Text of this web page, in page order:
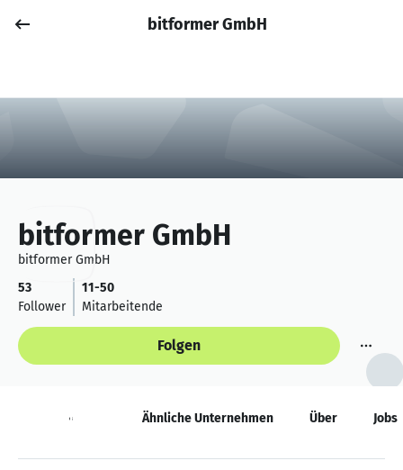
Anmelden
bitformer GmbH
bitformer GmbH
bitformer GmbH
53
Follower
11-50
Mitarbeitende
Folgen
Neuigkeiten Ähnliche Unternehmen Über Jobs